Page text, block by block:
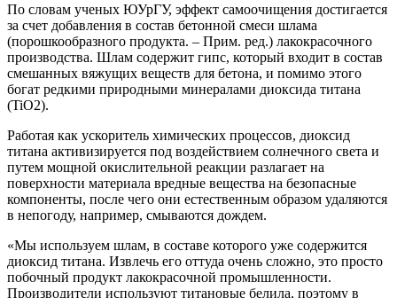
По словам ученых ЮУрГУ, эффект самоочищения достигается
за счет добавления в состав бетонной смеси шлама
(порошкообразного продукта. – Прим. ред.) лакокрасочного
производства. Шлам содержит гипс, который входит в состав
смешанных вяжущих веществ для бетона, и помимо этого
богат редкими природными минералами диоксида титана
(TiO2).
Работая как ускоритель химических процессов, диоксид
титана активизируется под воздействием солнечного света и
путем мощной окислительной реакции разлагает на
поверхности материала вредные вещества на безопасные
компоненты, после чего они естественным образом удаляются
в непогоду, например, смываются дождем.
«Мы используем шлам, в составе которого уже содержится
диоксид титана. Извлечь его оттуда очень сложно, это просто
побочный продукт лакокрасочной промышленности.
Производители используют титановые белила, поэтому в